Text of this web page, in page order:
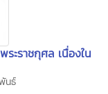
ะราชกุศล เนื่องใน
นธ์